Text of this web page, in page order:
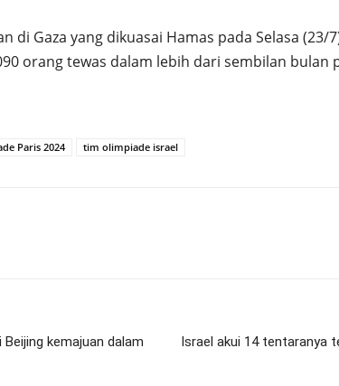
di Gaza yang dikuasai Hamas pada Selasa (23/
orang tewas dalam lebih dari sembilan bulan
Paris 2024 tim olimpiade israel
kemajuan dalam
Israel akui 14 tentaranya